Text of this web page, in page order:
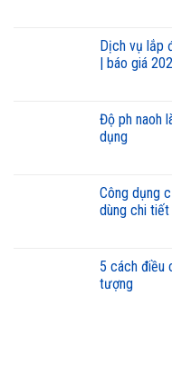
dịch vụ lắp đặt sửa chữa đèn hồ bơi chuyên nghiệp
| báo giá
độ ph naoh là bao nhiêu? công thức tính và ứng
dụng
công dụng của naoh trong xử lý nước thải và cách
dùng chi tiết
5 cách điều chế naoh kèm phương trình & hiện
tượng